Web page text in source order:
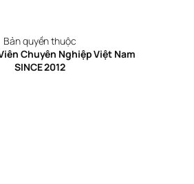
Bản quyền thuộc
Chuyên Nghiệp Việt Nam
SINCE 2012